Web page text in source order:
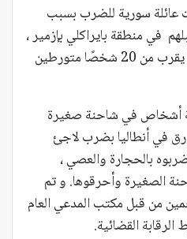
سورية للضرب بسبب
في منطقة بايراكلي بإزمير ،
ولم يتم فتح تحقيق بشأن ما يقرب من 20 شخصًا متورطين
: قام ثلاثة أشخاص في شاحنة صغيرة
في أنطاليا بضرب لاجئ
بالحجارة والعصي ،
الصغيرة وأحرقوها. و تم
من قبل مكتب المدعي العام
القضائية.